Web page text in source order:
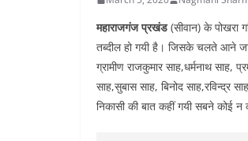
महाराजगंज प्रखंड(सीवान) के पोखरा
तब्दील हो गयी है। जिसके चलते आने जाने
ग्रामीण राजकुमार साह,धर्मनाथ साह,
साह,सुबास साह, बिनोद साह,रविन्द्र
निकासी की बात कहीं गयी सबने कोई